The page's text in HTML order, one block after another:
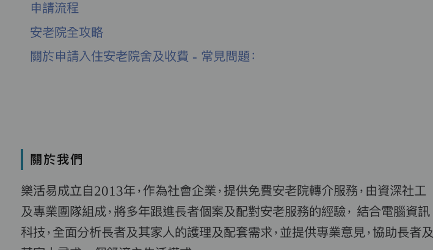
申請流程
安老院全攻略
關於申請入住安老院舍及收費 - 常見問題：
關於我們
樂活易成立自2013年，作為社會企業，提供免費安老院轉介服務，由資深社工
及專業團隊組成，將多年跟進長者個案及配對安老服務的經驗， 結合電腦資訊
科技，全面分析長者及其家人的護理及配套需求，並提供專業意見，協助長者及